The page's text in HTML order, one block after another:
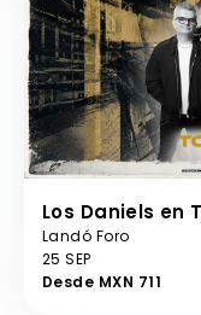
Los Daniels en
Landó Foro
25 SEP
Desde MXN 711